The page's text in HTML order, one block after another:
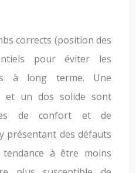
corrects (position des
pour éviter les
à long terme. Une
et un dos solide sont
de confort et de
présentant des défauts
à être moins